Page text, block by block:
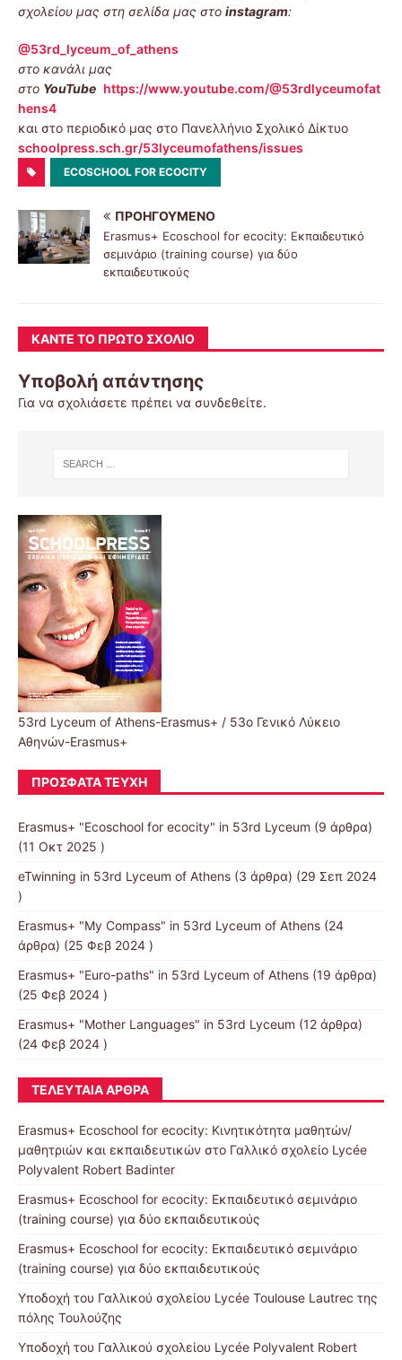
σχολείου μας στη σελίδα μας στο instagram:
@53rd_lyceum_of_athens
στο κανάλι μας
στο YouTube https://www.youtube.com/@53rdlyceumofat
hens4
και στο περιοδικό μας στο Πανελλήνιο Σχολικό Δίκτυο
schoolpress.sch.gr/53lyceumofathens/issues
ECOSCHOOL FOR ECOCITY
ΠΡΟΗΓΟΎΜΕΝΟ
Erasmus+ Ecoschool for ecocity: Εκπαιδευτικό
σεμινάριο (training course) για δύο
εκπαιδευτικούς
ΚΆΝΤΕ ΤΟ ΠΡΏΤΟ ΣΧΌΛΙΟ
Υποβολή απάντησης
Για να σχολιάσετε πρέπει να συνδεθείτε.
53rd Lyceum of Athens-Erasmus+ / 53ο Γενικό Λύκειο
Αθηνών-Erasmus+
ΠΡΌΣΦΑΤΑ ΤΕΎΧΗ
Erasmus+ "Ecoschool for ecocity" in 53rd Lyceum (9 άρθρα)
(11 Οκτ 2025 )
eTwinning in 53rd Lyceum of Athens (3 άρθρα) (29 Σεπ 2024
)
Erasmus+ "My Compass" in 53rd Lyceum of Athens (24
άρθρα) (25 Φεβ 2024 )
Erasmus+ "Euro-paths" in 53rd Lyceum of Athens (19 άρθρα)
(25 Φεβ 2024 )
Erasmus+ "Mother Languages" in 53rd Lyceum (12 άρθρα)
(24 Φεβ 2024 )
ΤΕΛΕΥΤΑΊΑ ΆΡΘΡΑ
Erasmus+ Ecoschool for ecocity: Κινητικότητα μαθητών/
μαθητριών και εκπαιδευτικών στο Γαλλικό σχολείο Lycée
Polyvalent Robert Badinter
Erasmus+ Ecoschool for ecocity: Εκπαιδευτικό σεμινάριο
(training course) για δύο εκπαιδευτικούς
Erasmus+ Ecoschool for ecocity: Εκπαιδευτικό σεμινάριο
(training course) για δύο εκπαιδευτικούς
Υποδοχή του Γαλλικού σχολείου Lycée Toulouse Lautrec της
πόλης Τουλούζης
Υποδοχή του Γαλλικού σχολείου Lycée Polyvalent Robert